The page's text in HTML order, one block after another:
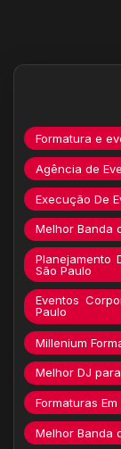
Formatura e
Agência de
Execução De
Melhor Banda
Planejamento
São Paulo
Eventos
Paulo
Millenium
Melhor DJ
Formaturas
Melhor Banda